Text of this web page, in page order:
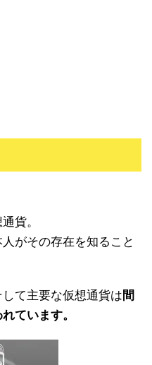
貨。
がその存在を知ること
て主要な仮想通貨は間
ています。